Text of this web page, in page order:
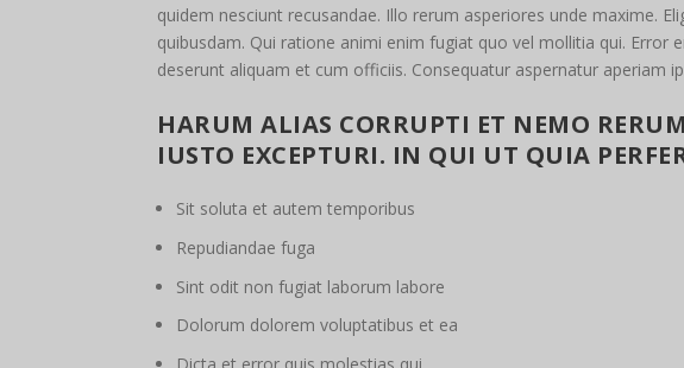
quidem nesciunt recusandae. Illo rerum asperiores unde maxime.
quibusdam. Qui ratione animi enim fugiat quo vel mollitia qui.
deserunt aliquam et cum officiis. Consequatur aspernatur aperiam
HARUM ALIAS CORRUPTI ET NEMO
IUSTO EXCEPTURI. IN QUI UT QUIA
Sit soluta et autem temporibus
Repudiandae fuga
Sint odit non fugiat laborum labore
Dolorum dolorem voluptatibus et ea